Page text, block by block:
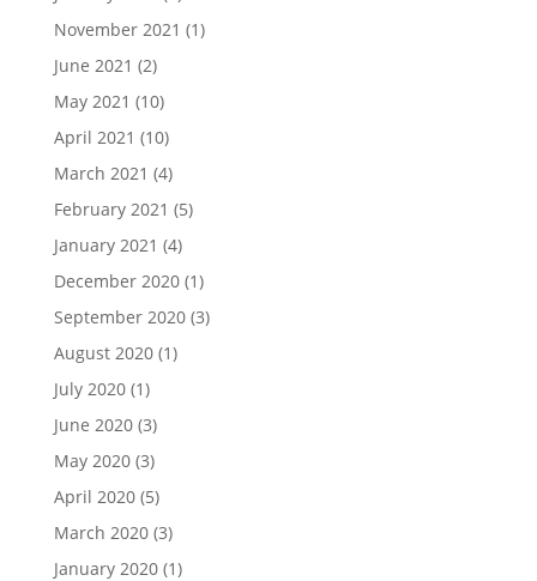
November 2021 (1)
June 2021 (2)
May 2021 (10)
April 2021 (10)
March 2021 (4)
February 2021 (5)
January 2021 (4)
December 2020(1)
September 2020(3)
August 2020(1)
July 2020(1)
June 2020(3)
May 2020(3)
April 2020(5)
March 2020(3)
January 2020(1)